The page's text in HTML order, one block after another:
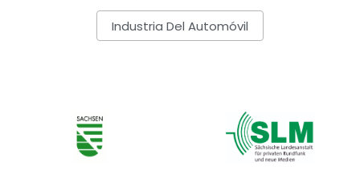
Industria Del Automóvil